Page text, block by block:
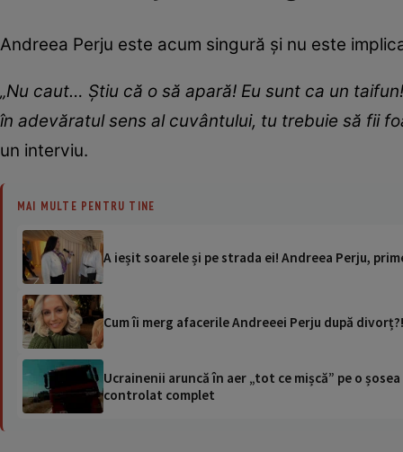
Andreea Perju este acum singură și nu este
„Nu caut… Știu că o să apară! Eu sunt ca un
în adevăratul sens al cuvântului, tu trebuie să fii
un interviu.
MAI MULTE PENTRU TINE
A ieșit soarele și pe strada ei! Andreea Perju,
Cum îi merg afacerile Andreeei Perju după
Ucrainenii aruncă în aer „tot ce mișcă” pe o
controlat complet